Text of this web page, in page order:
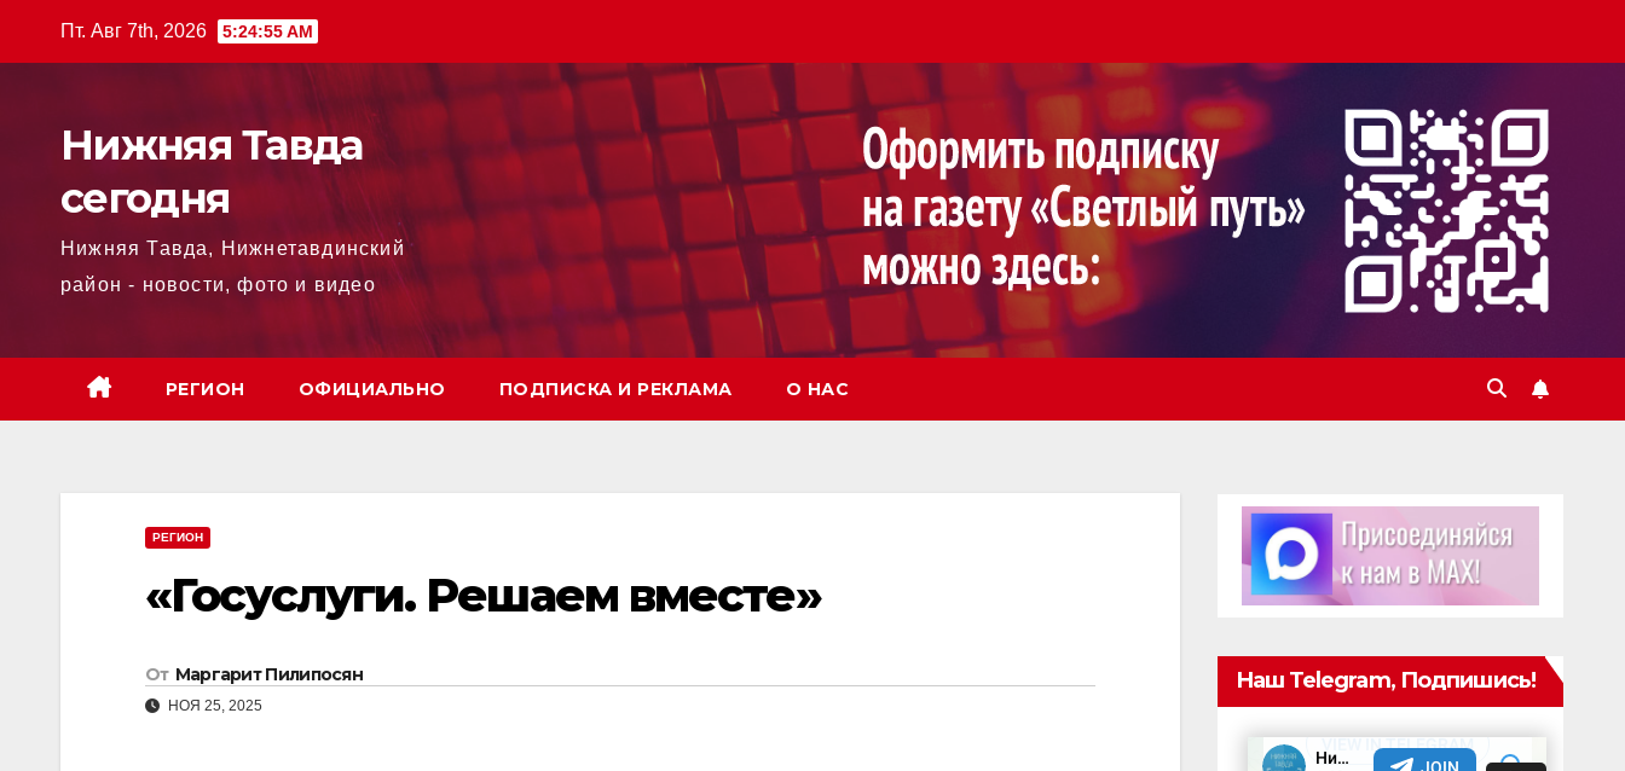
Пт. Авг 7th, 2026 5:24:56 AM
Нижняя Тавда
сегодня
Нижняя Тавда, Нижнетавдинский
район - новости, фото и видео
РЕГИОН ОФИЦИАЛЬНО ПОДПИСКА И РЕКЛАМА О НАС
РЕГИОН
«Госуслуги. Решаем вместе»
От Маргарит Пилипосян
НОЯ 25, 2025
Наш Telegram, Подпишись!